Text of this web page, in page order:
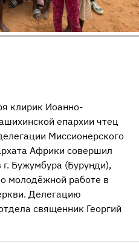
клирик Иоанно-
епархии чтец
Миссионерского
Африки совершил
Бужумбура (Бурунди),
молодёжной работе в
Делегацию
священник Георгий